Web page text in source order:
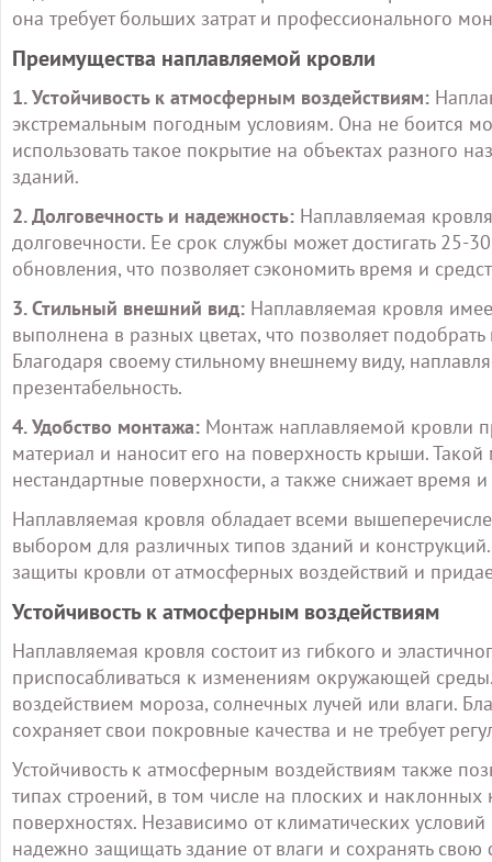
она требует больших затрат и профессионального
Преимущества наплавляемой кровли
1. Устойчивость к атмосферным воздействиям:
экстремальным погодным условиям. Она не боится
использовать такое покрытие на объектах разного
зданий.
2. Долговечность и надежность: Наплавляемая
долговечности. Ее срок службы может достигать 25-
обновления, что позволяет сэкономить время и
3. Стильный внешний вид: Наплавляемая кровля
выполнена в разных цветах, что позволяет
Благодаря своему стильному внешнему виду,
презентабельность.
4. Удобство монтажа: Монтаж наплавляемой кровли
материал и наносит его на поверхность крыши.
нестандартные поверхности, а также снижает время
Наплавляемая кровля обладает всеми
выбором для различных типов зданий и
защиты кровли от атмосферных воздействий и
Устойчивость к атмосферным воздействиям
Наплавляемая кровля состоит из гибкого и
приспосабливаться к изменениям окружающей
воздействием мороза, солнечных лучей или влаги.
сохраняет свои покровные качества и не требует
Устойчивость к атмосферным воздействиям также
типах строений, в том числе на плоских и
поверхностях. Независимо от климатических
надежно защищать здание от влаги и сохранять свою